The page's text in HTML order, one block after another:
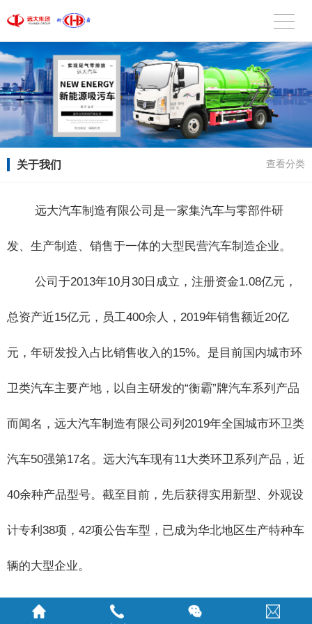
关于我们 查看分类
远大汽车制造有限公司是一家集汽车与零部件研
发、生产制造、销售于一体的大型民营汽车制造企业。
公司于2013年10月30日成立，注册资金1.08亿元，
总资产近15亿元，员工400余人，2019年销售额近20亿
元，年研发投入占比销售收入的15%。是目前国内城市环
卫类汽车主要产地，以自主研发的“衡霸”牌汽车系列产品
而闻名，远大汽车制造有限公司列2019年全国城市环卫类
汽车50强第17名。远大汽车现有11大类环卫系列产品，近
40余种产品型号。截至目前，先后获得实用新型、外观设
计专利38项，42项公告车型，已成为华北地区生产特种车
辆的大型企业。